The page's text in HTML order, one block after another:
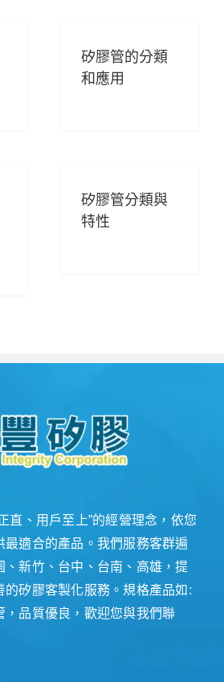
矽膠管的分類
和應用
矽膠管分類與
特性
直、用戶至上”的經營理念，依您
最適合的產品。我們服務客群遍
、新竹、台中、台南、高雄，提
的矽膠客製化服務。規格產品如:
，品質優良，歡迎您與我們聯